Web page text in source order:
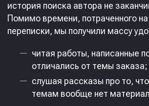
история поиска автора не
Помимо времени, потраченного
переписки, мы получили массу
читая работы, написанные
отличались от темы заказа;
слушая рассказы про то,
темам вообще нет